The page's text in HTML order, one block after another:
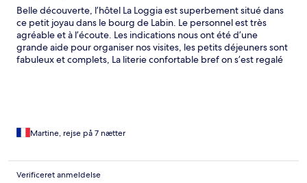
Belle découverte, l’hôtel La Loggia est superbement situé dans
ce petit joyau dans le bourg de Labin. Le personnel est très
agréable et à l’écoute. Les indications nous ont été d’une
grande aide pour organiser nos visites, les petits déjeuners sont
fabuleux et complets, La literie confortable bref on s’est regalé
Martine, rejse på 7 nætter
Verificeret anmeldelse